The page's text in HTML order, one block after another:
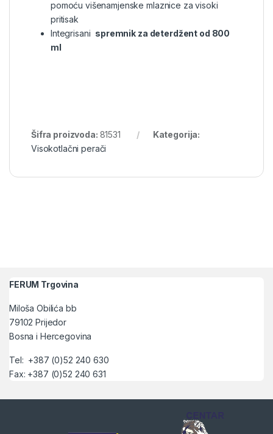
pomoću višenamjenske mlaznice za visoki
pritisak
Integrisani spremnik za deterdžent od 800
ml
Šifra proizvoda: 81531
Kategorija:
Visokotlačni perači
FERUM Trgovina
Miloša Obilića bb
79102 Prijedor
Bosna i Hercegovina
Tel: +387 (0)52 240 630
Fax: +387 (0)52 240 631